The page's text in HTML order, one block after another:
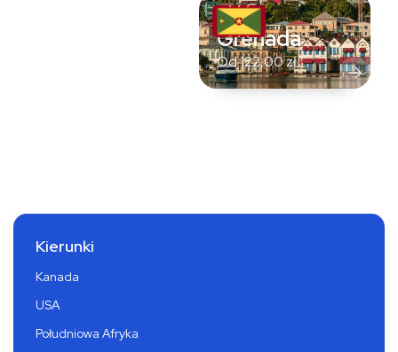
Grenada
Od122,00zł
Kierunki
Kanada
USA
Południowa Afryka